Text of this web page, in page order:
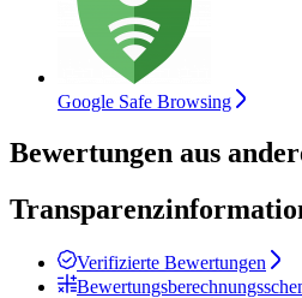
Google Safe Browsing
Bewertungen aus
Verifizierte Bewertungen